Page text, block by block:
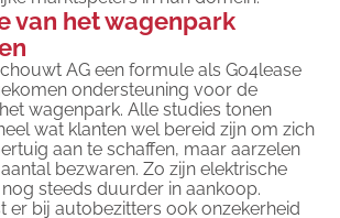
van het wagenpark
AG een formule als Go4lease
ondersteuning voor de
wagenpark. Alle studies tonen
wat klanten wel bereid zijn om zich
aan te schaffen, maar aarzelen
bezwaren. Zo zijn elektrische
nog steeds duurder in aankoop.
er bij autobezitters ook onzekerheid